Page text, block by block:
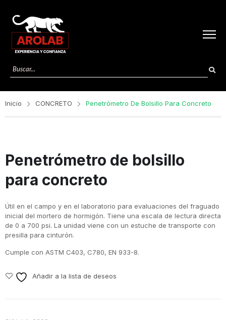
Inicio CONCRETO Penetrómetro De Bolsillo Para Concreto
Penetrómetro de bolsillo
para concreto
Útil en el campo y en el laboratorio para evaluaciones del fraguado
inicial del mortero de hormigón. Tiene una escala de lectura directa
de 0 a 700 psi. La unidad viene con un estuche de transporte con
presilla para cinturón.
Cumple con ASTM C403, C780, EN 933-8.
Añadir a la lista de deseos